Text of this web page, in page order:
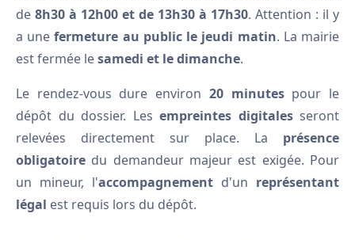
de 8h30 à 12h00 et de 13h30 à 17h30. Attention : il y
a unefermeture au public le jeudi matin. La mairie
est fermée lesamedi et le dimanche.
Le rendez-vous dure environ 20 minutespour le
dépôt du dossier. Les empreintes digitalesseront
relevées directement sur place. La présence
obligatoire du demandeur majeur est exigée. Pour
un mineur, l'accompagnement d'un représentant
légal est requis lors du dépôt.